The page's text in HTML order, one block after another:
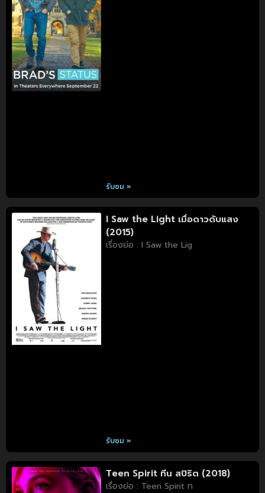
รับชม »
I Saw the Light เมื่อดาวดับแสง
(2015)
เรื่องย่อ : I Saw the Lig
รับชม »
Teen Spirit ทีน สปิริต (2018)
เรื่องย่อ : Teen Spirit ท